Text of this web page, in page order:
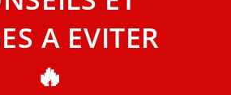
A EVITER
🔥